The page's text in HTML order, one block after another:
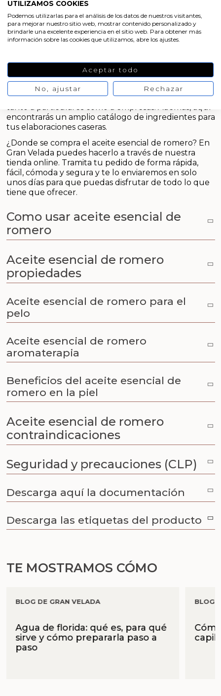
de todas sus propiedades, hazte con él ahora e
inclúyelo en tus formulaciones. Con él podrás
elaborar una amplia gama de productos, desde
cremas a champús, aceites de masaje o velas
Si te preguntas donde puedo comprar aceite
esencial de romero, accede awww.granvelada.com
y consíguelo de la mejor
calidad a buen precio
Contamos con venta al por menor y al por mayor,
encontrarás un amplio catálogo de ingredientes para
tus elaboraciones caseras.
¿Donde se compra el aceite esencial de romero? En
Gran Velada puedes hacerlo a través de nuestra
tienda online. Tramita tu pedido de forma rápida,
fácil, cómoda y segura y te lo enviaremos en solo
unos días para que puedas disfrutar de todo lo que
tiene que ofrecer.
Como usar aceite esencial de
romero
Aceite esencial de romero
propiedades
Aceite esencial de romero para el
pelo
Aceite esencial de romero
aromaterapia
Beneficios del aceite esencial de
romero en la piel
Aceite esencial de romero
contraindicaciones
Seguridad y precauciones (CLP)
Descarga aquí la documentación
Descarga las etiquetas del producto
TE MOSTRAMOS CÓMO
BLOG DE GRAN VELADA
Agua de florida: qué es, para qué
sirve y cómo prepararla paso a
paso
BLOG
Aceites y Mantecas
Aceites Esenciales
UTILIZAMOS COOKIES
Podemos utilizarlas para el análisis de los datos de nuestros visitantes,
para mejorar nuestro sitio web, mostrar contenido personalizado y
brindarle una excelente experiencia en el sitio web. Para obtener más
información sobre las cookies que utilizamos, abre los ajustes.
Aceptar todo
No, ajustar Rechazar